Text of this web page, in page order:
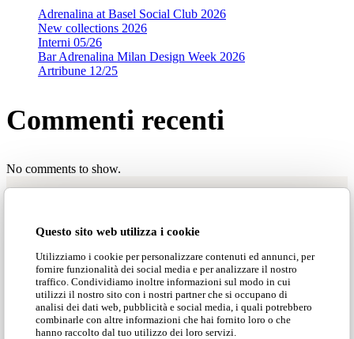
Questo sito web utilizza i cookie
Utilizziamo i cookie per personalizzare contenuti ed annunci, per
fornire funzionalità dei social media e per analizzare il nostro
traffico. Condividiamo inoltre informazioni sul modo in cui
utilizzi il nostro sito con i nostri partner che si occupano di
analisi dei dati web, pubblicità e social media, i quali potrebbero
combinarle con altre informazioni che hai fornito loro o che
hanno raccolto dal tuo utilizzo dei loro servizi.
Adrenalina at Basel Social Club 2026
New collections 2026
Interni 05/26
Bar Adrenalina Milan Design Week 2026
Artribune 12/25
Commenti recenti
No comments to show.
Iconic
Seating
Elements